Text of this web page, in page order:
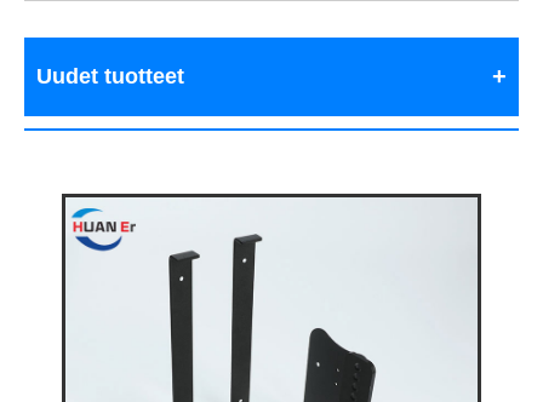
Uudet tuotteet